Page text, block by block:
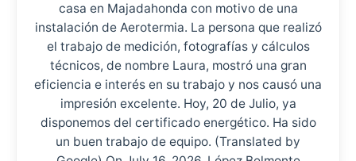
casa en Majadahonda con motivo de una
instalación de Aerotermia. La persona que realizó
el trabajo de medición, fotografías y cálculos
técnicos, de nombre Laura, mostró una gran
eficiencia e interés en su trabajo y nos causó una
impresión excelente. Hoy, 20 de Julio, ya
disponemos del certificado energético. Ha sido
un buen trabajo de equipo. (Translated by